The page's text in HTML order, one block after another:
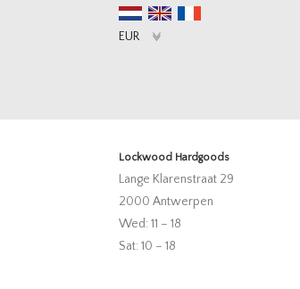
Lockwood Hardgoods
Lange Klarenstraat 29
2000 Antwerpen
Wed: 11 – 18
Sat: 10 – 18